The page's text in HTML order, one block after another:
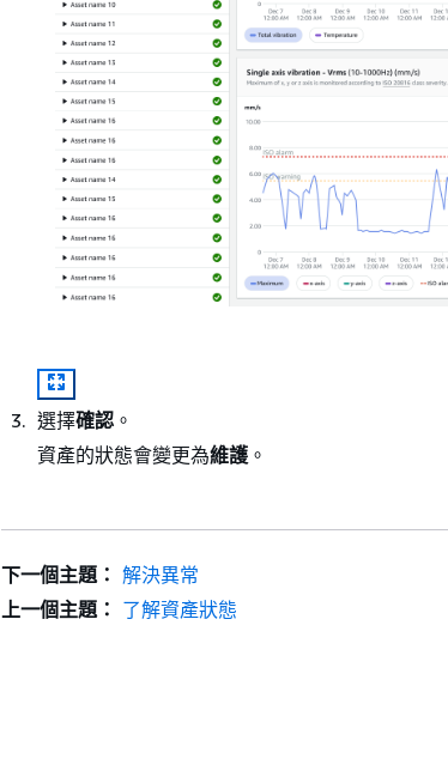
選擇確認 。
資產的狀態會變更為維護 。
下一個主題： 解決異常
上一個主題： 了解資產狀態